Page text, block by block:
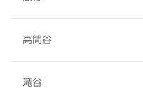
高間谷
滝谷